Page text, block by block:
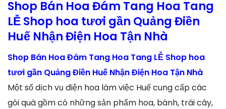
Shop Bán Hoa Đám Tang Hoa Tang
LỄ Shop hoa tươi gần Quảng Điền
Huế Nhận Điện Hoa Tận Nhà
Shop Bán Hoa Đám Tang Hoa Tang LỄ Shop hoa
tươi gần Quảng Điền Huế Nhận Điện Hoa Tận Nhà
Một số dịch vụ điện hoa làm việc Huế cung cấp các
gói quà gồm có những sản phẩm hoa, bánh, trái cây,